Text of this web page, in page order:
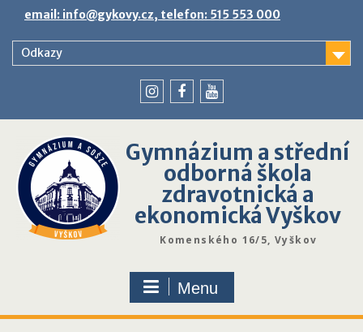
content
email: info@gykovy.cz, telefon: 515 553 000
Odkazy
Gymnázium a střední
odborná škola
zdravotnická a
ekonomická Vyškov
Komenského 16/5, Vyškov
Menu